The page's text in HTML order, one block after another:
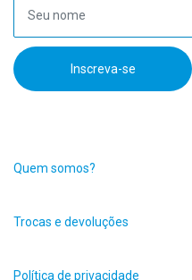
Inscreva-se
Quem somos?
Trocas e devoluções
Política de privacidade